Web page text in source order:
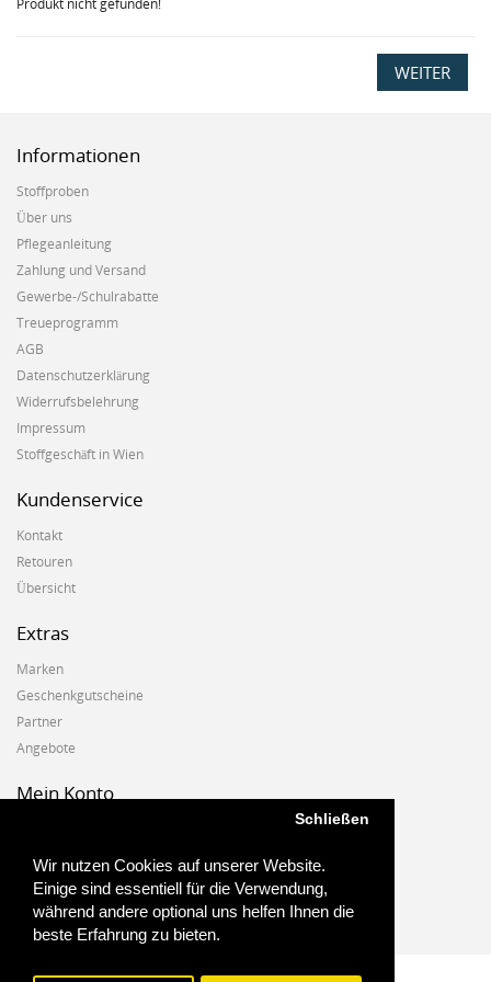
Wir nutzen Cookies auf unserer Website.
Einige sind essentiell für die Verwendung,
während andere optional uns helfen Ihnen die
beste Erfahrung zu bieten.
Schließen
Produkt nicht gefunden!
WEITER
Informationen
Stoffproben
Über uns
Pflegeanleitung
Zahlung und Versand
Gewerbe-/Schulrabatte
Treueprogramm
AGB
Datenschutzerklärung
Widerrufsbelehrung
Impressum
Stoffgeschäft in Wien
Kundenservice
Kontakt
Retouren
Übersicht
Extras
Marken
Geschenkgutscheine
Partner
Angebote
Mein Konto
Auftragshistorie
Wunschzettel
Newsletter